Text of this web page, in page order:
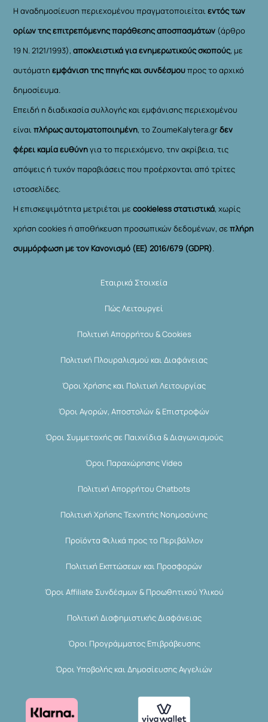
Η αναδημοσίευση περιεχομένου πραγματοποιείταιεντός των
ορίων της επιτρεπόμενης παράθεσης αποσπασμάτων (άρθρο
19 Ν. 2121/1993), αποκλειστικά για ενημερωτικούς σκοπούς, με
αυτόματηεμφάνιση της πηγής και συνδέσμουπρος το αρχικό
δημοσίευμα.
Επειδή η διαδικασία συλλογής και εμφάνισης περιεχομένου
είναιπλήρως αυτοματοποιημένη, το ZoumeKalytera.grδεν
φέρει καμία ευθύνηγια το περιεχόμενο, την ακρίβεια, τις
απόψεις ή τυχόν παραβιάσεις που προέρχονται από τρίτες
ιστοσελίδες.
Η επισκεψιμότητα μετριέται μεcookieless στατιστικά, χωρίς
χρήση cookies ή αποθήκευση προσωπικών δεδομένων, σεπλήρη
συμμόρφωση με τον Κανονισμό (ΕΕ) 2016/679 (GDPR).
Εταιρικά Στοιχεία
Πώς Λειτουργεί
Πολιτική Απορρήτου & Cookies
Πολιτική Πλουραλισμού και Διαφάνειας
Όροι Χρήσης και Πολιτική Λειτουργίας
Όροι Αγορών, Αποστολών & Επιστροφών
Όροι Συμμετοχής σε Παιχνίδια & Διαγωνισμούς
Όροι Παραχώρησης Video
Πολιτική Απορρήτου Chatbots
Πολιτική Χρήσης Τεχνητής Νοημοσύνης
Προϊόντα Φιλικά προς το Περιβάλλον
Πολιτική Εκπτώσεων και Προσφορών
Όροι Affiliate Συνδέσμων & Προωθητικού Υλικού
Πολιτική Διαφημιστικής Διαφάνειας
Όροι Προγράμματος Επιβράβευσης
Όροι Υποβολής και Δημοσίευσης Αγγελιών